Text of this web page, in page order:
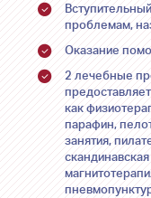
проблемам,
Oказание
2 лечебные
как
парафин,
занятия,